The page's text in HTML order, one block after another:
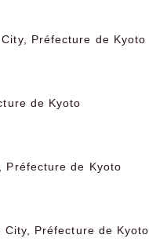
Préfecture de Kyoto
de Kyoto
Préfecture de Kyoto
Préfecture de Kyoto